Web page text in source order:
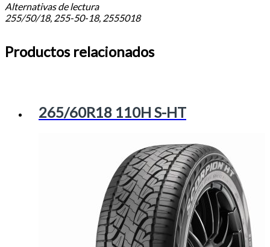
Alternativas de lectura
255/50/18, 255-50-18, 2555018
Productos relacionados
265/60R18 110H S-HT